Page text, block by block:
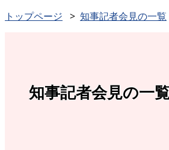
トップページ 知事記者会見の一覧
知事記者会見の一